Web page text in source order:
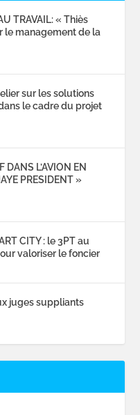
TRAVAIL: « Thiès
le management de la
sur les solutions
le cadre du projet
DANS L’AVION EN
PRESIDENT »
CITY : le 3PT au
valoriser le foncier
juges suppliants